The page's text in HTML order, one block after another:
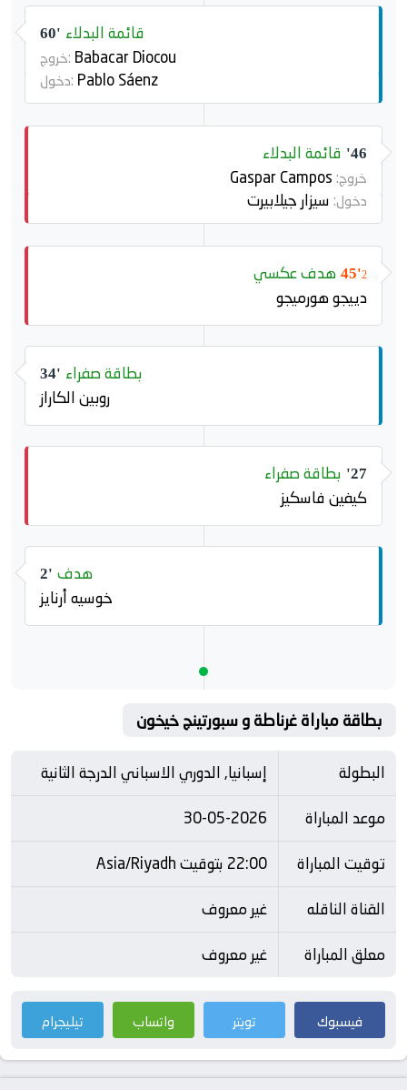
60' قائمة البدلاء
خروج: Babacar Diocou
دخول: Pablo Sáenz
46' قائمة البدلاء
خروج:
دخول: سيزار جيلابيرت
45'2
هدف عكسي
دييجو هورميجو
34' بطاقة صفراء
روبين الكاراز
27' بطاقة صفراء
كيفين فاسكيز
2' هدف
خوسيه أرنايز
بطاقة مباراة غرناطة و سبورتينج خيخون
البطولة
إسبانيا, الدوري الاسباني الدرجة الثانية
موعد المباراة
30-05-2026
توقيت المباراة
22:00 بتوقيت Asia/Riyadh
القناة الناقله
غير معروف
معلق المباراة
غير معروف
فيسبوك تويتر واتساب تيليجرام